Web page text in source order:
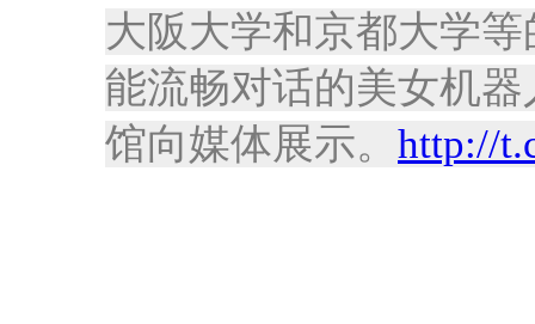
大阪大学和京都大学
能流畅对话的美女机
馆向媒体展示。 http://